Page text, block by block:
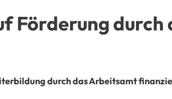
Förderung durch
durch das Arbeitsamt